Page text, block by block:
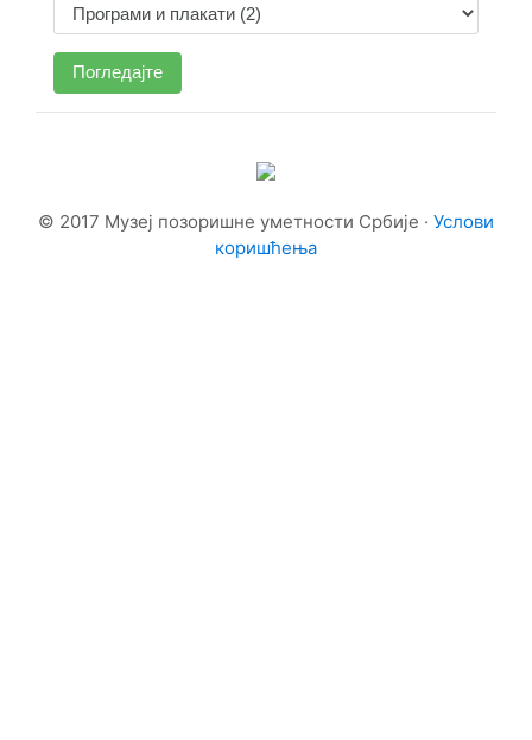
Погледајте
© 2017 Музеј позоришне уметности Србије · Услови
коришћења